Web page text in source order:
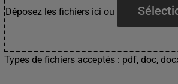
Déposez les fichiers ici ou
Types de fichiers acceptés : pdf, doc,